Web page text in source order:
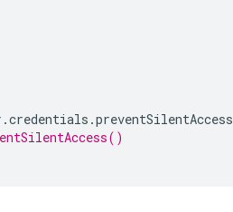
.credentials .preventSilentAccess